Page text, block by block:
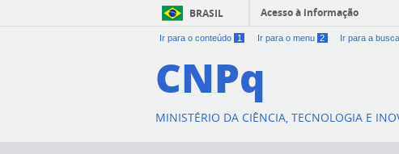
BRASIL Acesso à informação
Ir para o conteúdo 1 Ir para o menu 2 Ir para a busca
CNPq
MINISTÉRIO DA CIÊNCIA, TECNOLOGIA E